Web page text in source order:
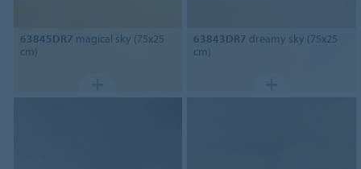
63845DR7 magical sky (75x25
cm)
63843DR7 dreamy sky (75x25
cm)